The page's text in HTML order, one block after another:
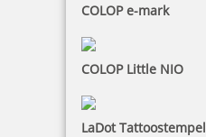
COLOP e-mark
COLOP Little NIO
LaDot Tattoostempel